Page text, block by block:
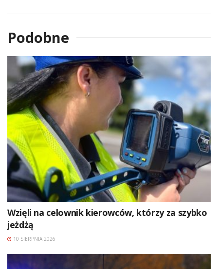
Podobne
Wzięli na celownik kierowców, którzy za szybko
jeżdżą
10 SIERPNIA 2026